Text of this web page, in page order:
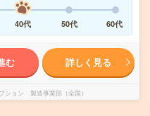
40代 50代 60代
む 詳しく見る
ション 製造事業部（全国）